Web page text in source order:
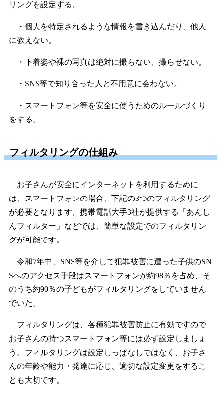
リングを設定する。
・個人を特定されるような情報を書き込んだり、他人
に教えない。
・下着姿や裸の写真は絶対に撮らない、撮らせない。
・SNS等で知り合った人と不用意に会わない。
・スマートフォン等を安全に使うためのルールづくり
をする。
フィルタリングの仕組み
お子さんが安全にインターネットを利用するために
は、スマートフォンの場合、下記の3つのフィルタリング
が必要となります。携帯電話大手3社が提供する「あんし
んフィルター」などでは、簡単な設定でのフィルタリン
グが可能です。
令和7年中、SNS等を介して犯罪被害に遭った子供のSN
Sへのアクセス手段はスマートフォンが約98％を占め、そ
のうち約90％の子どもがフィルタリングをしていません
でいた。
フィルタリングは、各種犯罪被害防止に有効ですので
お子さんの持つスマートフォン等には必ず設定しましょ
う。フィルタリングは設定しっぱなしではなく、お子さ
んの年齢や能力・発達に応じ、適切な設定変更をするこ
とも大切です。